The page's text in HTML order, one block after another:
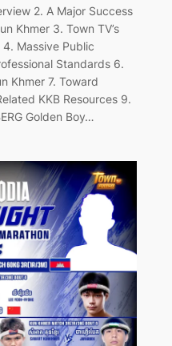
2. A Major Success
Khmer 3. Town TV’s
4. Massive Public
Standards 6.
Khmer 7. Toward
KKB Resources 9.
Golden Boy…